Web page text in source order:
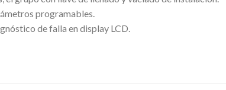
programables.
de falla en display LCD.